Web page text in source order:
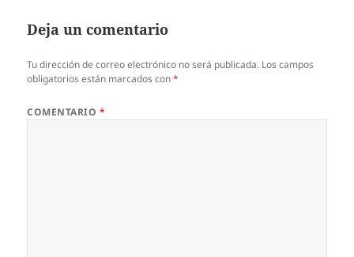
Deja un comentario
Tu dirección de correo electrónico no será publicada. Los campos
obligatorios están marcados con*
COMENTARIO *